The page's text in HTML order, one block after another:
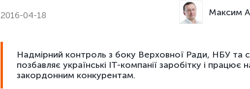
2016-04-18 Максим
Надмірний контроль з боку Верховної Ради, НБУ та
позбавляє українські IT-компанії заробітку і працює
закордонним конкурентам.